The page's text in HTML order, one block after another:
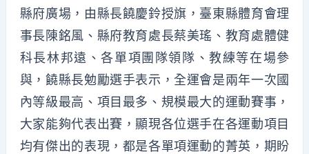
縣府廣場，由縣長饒慶鈴授旗，臺東縣體育會理
事長陳銘風、縣府教育處長蔡美瑤、教育處體健
科長林邦遠、各單項團隊領隊、教練等在場參
與，饒縣長勉勵選手表示，全運會是兩年一次國
內等級最高、項目最多、規模最大的運動賽事，
大家能夠代表出賽，顯現各位選手在各運動項目
均有傑出的表現，都是各單項運動的菁英，期盼